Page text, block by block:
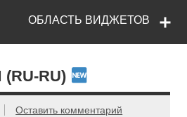
ОБЛАСТЬ ВИДЖЕТОВ
RU)
Оставить комментарий